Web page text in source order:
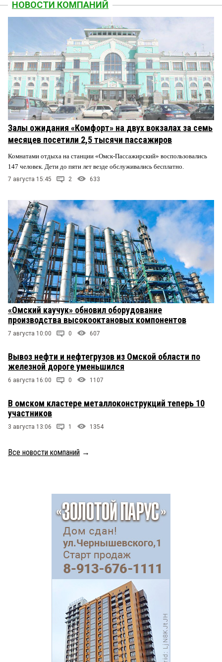
НОВОСТИ КОМПАНИЙ
Залы ожидания «Комфорт» на двух вокзалах за семь
месяцев посетили 2,5 тысячи пассажиров
Комнатами отдыха на станции «Омск-Пассажирский» воспользовались
147 человек. Дети до пяти лет везде обслуживались бесплатно.
7 августа 15:45 2 633
«Омский каучук» обновил оборудование
производства высокооктановых компонентов
7 августа 10:00 0 607
Вывоз нефти и нефтегрузов из Омской области по
железной дороге уменьшился
6 августа 16:00 0 1107
В омском кластере металлоконструкций теперь 10
участников
3 августа 13:06 1 1354
Все новости компаний →